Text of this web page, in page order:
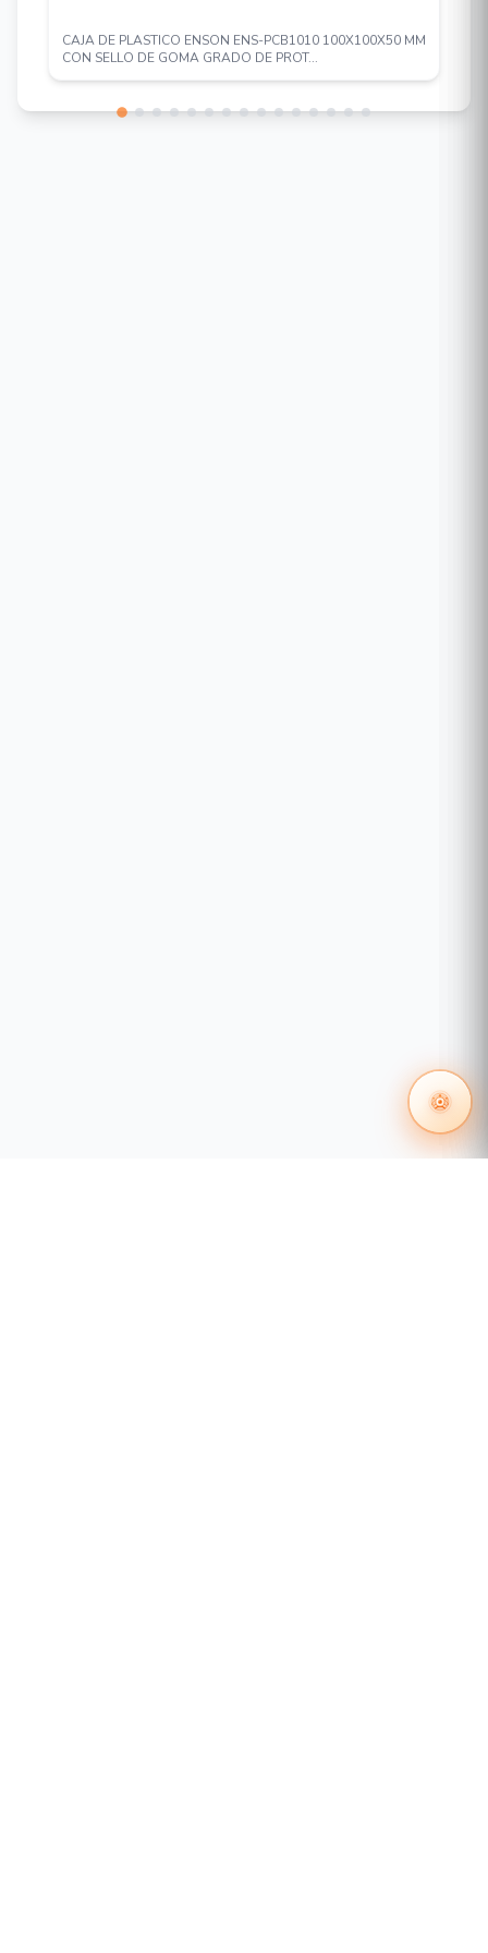
producción creativa. Transfiera archivos gráficos,
CGI, CAD o multimedia en un instante a través de
CAJA DE PLASTICO ENSON ENS-PCB1010 100X100X50 MM
CON SELLO DE GOMA GRADO DE PROT...